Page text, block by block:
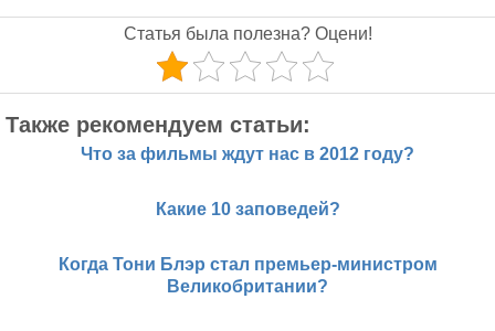
Статья была полезна? Оцени!
Также рекомендуем статьи:
Что за фильмы ждут нас в 2012 году?
Какие 10 заповедей?
Когда Тони Блэр стал премьер-министром
Великобритании?